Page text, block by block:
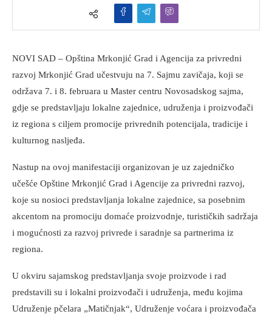
NOVI SAD – Opština Mrkonjić Grad i Agencija za privredni
razvoj Mrkonjić Grad učestvuju na 7. Sajmu zavičaja, koji se
održava 7. i 8. februara u Master centru Novosadskog sajma,
gdje se predstavljaju lokalne zajednice, udruženja i proizvođači
iz regiona s ciljem promocije privrednih potencijala, tradicije i
kulturnog nasljeđa.
Nastup na ovoj manifestaciji organizovan je uz zajedničko
učešće Opštine Mrkonjić Grad i Agencije za privredni razvoj,
koje su nosioci predstavljanja lokalne zajednice, sa posebnim
akcentom na promociju domaće proizvodnje, turističkih sadržaja
i mogućnosti za razvoj privrede i saradnje sa partnerima iz
regiona.
U okviru sajamskog predstavljanja svoje proizvode i rad
predstavili su i lokalni proizvođači i udruženja, među kojima
Udruženje pčelara „Matičnjak“, Udruženje voćara i proizvođača